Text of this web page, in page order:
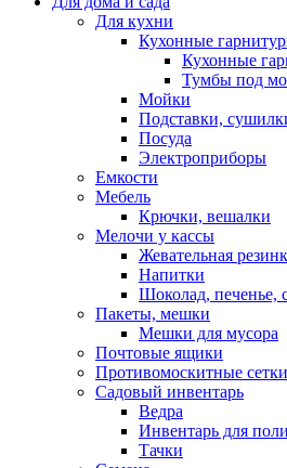
Для кухни
Кухонные
Кухонные
Тумбы под
Мойки
Подставки,
Посуда
Электроприборы
Емкости
Мебель
Крючки, вешалки
Мелочи у кассы
Жевательная
Напитки
Шоколад, печенье,
Пакеты, мешки
Мешки для мусора
Почтовые ящики
Противомоскитные сетки
Садовый инвентарь
Ведра
Инвентарь для
Тачки